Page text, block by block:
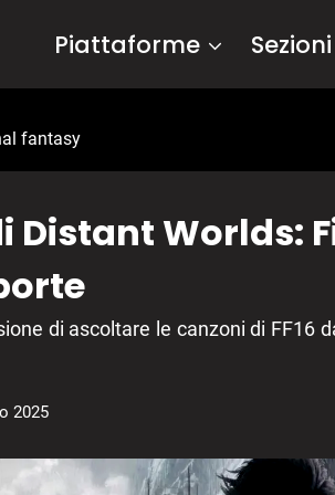
Piattaforme Sezioni
fantasy
Distant Worlds:
di ascoltare le canzoni di FF16
2025